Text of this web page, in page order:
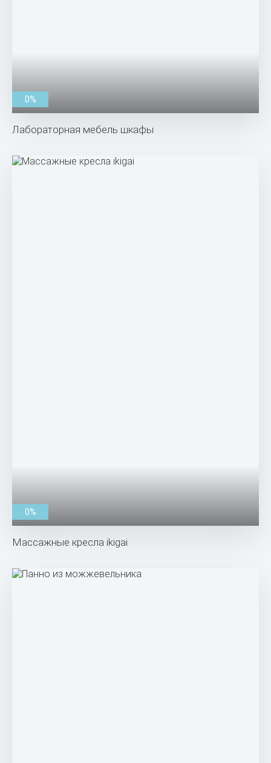
0%
Лабораторная мебель шкафы
0%
Массажные кресла ikigai